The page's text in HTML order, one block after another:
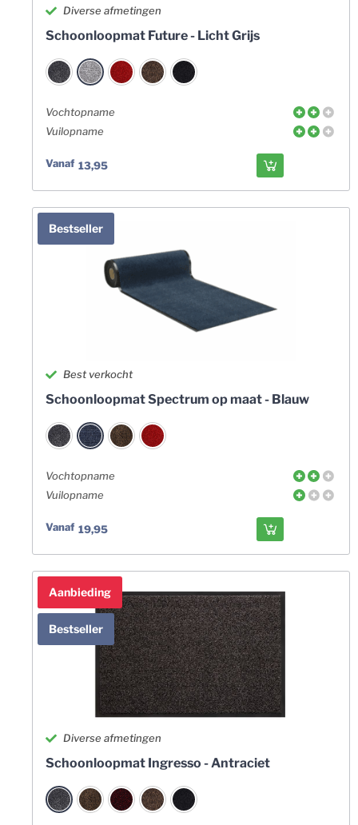
Diverse afmetingen
Schoonloopmat Future - Licht Grijs
Vochtopname
Vuilopname
Vanaf 13,95
Bestseller
Best verkocht
Schoonloopmat Spectrum op maat - Blauw
Vochtopname
Vuilopname
Vanaf 19,95
Aanbieding
Bestseller
Bestseller
Diverse afmetingen
Schoonloopmat Ingresso - Antraciet